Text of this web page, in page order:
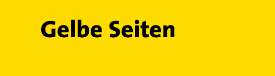
Gelbe Seiten